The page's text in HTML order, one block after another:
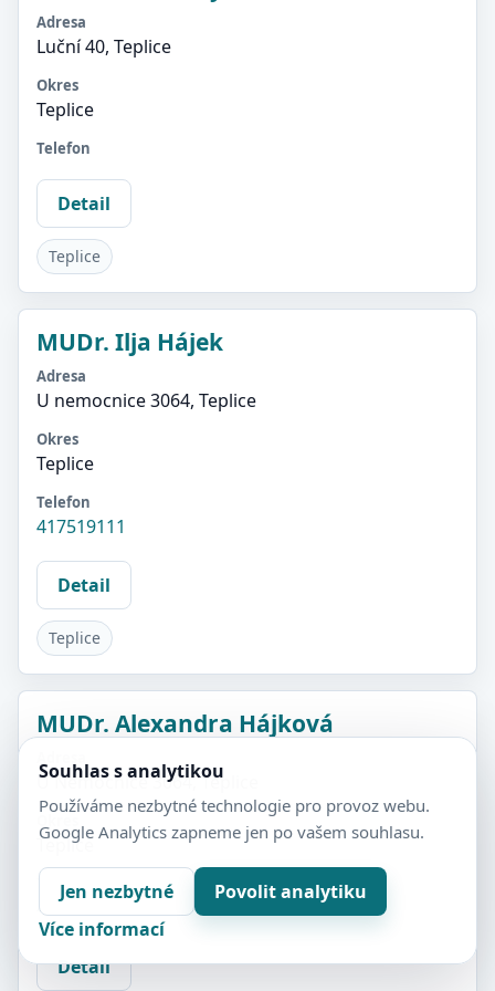
Adresa
Luční 40, Teplice
Okres
Teplice
Telefon
Detail
Teplice
MUDr. Ilja Hájek
Adresa
U nemocnice 3064, Teplice
Okres
Teplice
Telefon
417519111
Detail
Teplice
MUDr. Alexandra Hájková
U Nemocnice 3064, Teplice
Teplice
Telefon
417519111
Detail
Souhlas s analytikou
Používáme nezbytné technologie pro provoz webu.
Google Analytics zapneme jen po vašem souhlasu.
Jen nezbytné
Povolit analytiku
Více informací